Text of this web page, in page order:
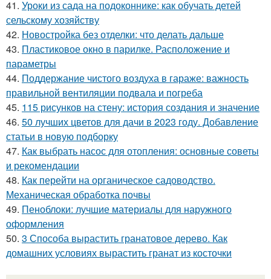
41. Уроки из сада на подоконнике: как обучать детей
сельскому хозяйству
42. Новостройка без отделки: что делать дальше
43. Пластиковое окно в парилке. Расположение и
параметры
44. Поддержание чистого воздуха в гараже: важность
правильной вентиляции подвала и погреба
45. 115 рисунков на стену: история создания и значение
46. 50 лучших цветов для дачи в 2023 году. Добавление
статьи в новую подборку
47. Как выбрать насос для отопления: основные советы
и рекомендации
48. Как перейти на органическое садоводство.
Механическая обработка почвы
49. Пеноблоки: лучшие материалы для наружного
оформления
50. 3 Способа вырастить гранатовое дерево. Как
домашних условиях вырастить гранат из косточки